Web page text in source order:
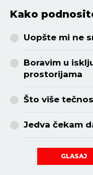
Kako
Uopšte mi ne
Boravim u
prostorijama
Što više
Jedva čekam
GLASAJ